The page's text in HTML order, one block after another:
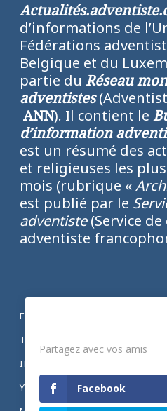
d’informations de
Fédérations
Belgique et du
partie du Réseau
adventistes
ANN). Il contient le
d’information
est un résumé des
et religieuses les
mois (rubrique «
est publié par le
adventiste(Service
adventiste
FACEBOOK
TWITTER
INSTAGRAM
YOUTUBE
Partagez avec vos amis
Facebook